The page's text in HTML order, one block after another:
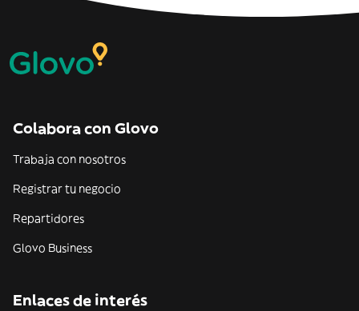
Colabora con Glovo
Trabaja con nosotros
Registrar tu negocio
Repartidores
Glovo Business
Enlaces de interés